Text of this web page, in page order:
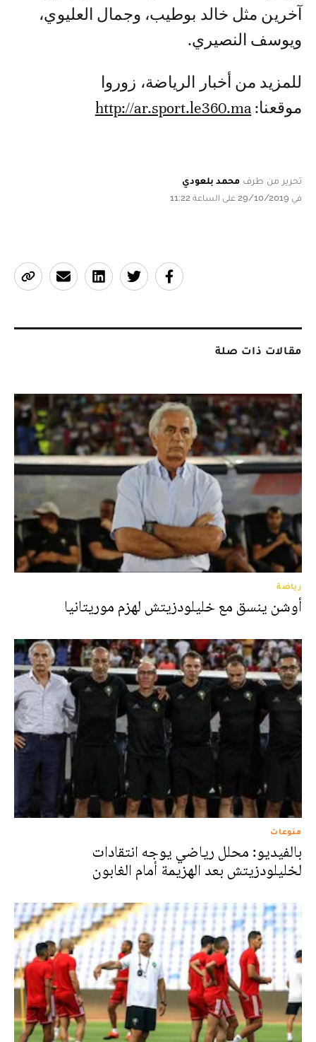
آخرين مثل خالد بوطيب، وجمال العليوي،
ويوسف النصيري.
للمزيد من أخبار الرياضة، زوروا
موقعنا: http://ar.sport.le360.ma
تحرير من طرف محمد بلعودي
في 29/10/2019 على الساعة 11:22
مقالات ذات صلة
رياضة
أوشن ينسق مع خليلودزيتش لهزم موريتانيا
منوعات
بالفيديو: محلل رياضي يوجه انتقادات
لخليلودزيتش بعد الهزيمة أمام الغابون